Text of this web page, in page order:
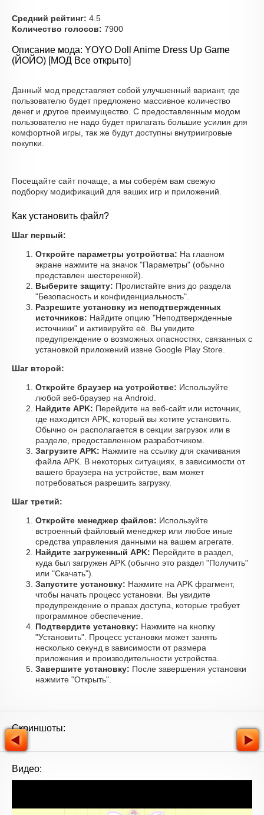
Средний рейтинг: 4.5
Количество голосов: 7900
Описание мода: YOYO Doll Anime Dress Up Game
(ЙОЙО) [МОД Все открыто]
Данный мод представляет собой улучшенный вариант, где
пользователю будет предложено массивное количество
денег и другое преимущество. С предоставленным модом
пользователю не надо будет прилагать большие усилия для
комфортной игры, так же будут доступны внутриигровые
покупки.
Посещайте сайт почаще, а мы соберём вам свежую
подборку модификаций для ваших игр и приложений.
Как установить файл?
Шаг первый:
Откройте параметры устройства: На главном
экране нажмите на значок "Параметры" (обычно
представлен шестеренкой).
Выберите защиту: Пролистайте вниз до раздела
"Безопасность и конфиденциальность".
Разрешите установку из неподтвержденных
источников: Найдите опцию "Неподтвержденные
источники" и активируйте её. Вы увидите
предупреждение о возможных опасностях, связанных с
установкой приложений извне Google Play Store.
Шаг второй:
Откройте браузер на устройстве: Используйте
любой веб-браузер на Android.
Найдите APK: Перейдите на веб-сайт или источник,
где находится APK, который вы хотите установить.
Обычно он располагается в секции загрузок или в
разделе, предоставленном разработчиком.
Загрузите APK: Нажмите на ссылку для скачивания
файла APK. В некоторых ситуациях, в зависимости от
вашего браузера на устройстве, вам может
потребоваться разрешить загрузку.
Шаг третий:
Откройте менеджер файлов: Используйте
встроенный файловый менеджер или любое иные
средства управления данными на вашем агрегате.
Найдите загруженный APK: Перейдите в раздел,
куда был загружен APK (обычно это раздел "Получить"
или "Скачать").
Запустите установку: Нажмите на APK фрагмент,
чтобы начать процесс установки. Вы увидите
предупреждение о правах доступа, которые требует
программное обеспечение.
Подтвердите установку: Нажмите на кнопку
"Установить". Процесс установки может занять
несколько секунд в зависимости от размера
приложения и производительности устройства.
Завершите установку: После завершения установки
нажмите "Открыть".
Скриншоты:
Видео: